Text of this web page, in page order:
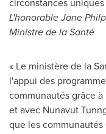
L'honorable Jane
Ministre de la Santé
« Le ministère de la
l'appui des
communautés grâce
et avec Nunavut
que les